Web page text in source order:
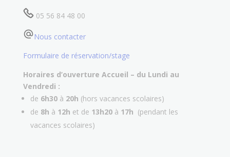
05 56 84 48 00
Nous contacter
Formulaire de réservation/stage
Horaires d’ouverture Accueil – du Lundi au
Vendredi :
de 6h30 à 20h (hors vacances scolaires)
de 8h à 12h et de 13h20 à 17h (pendant les
vacances scolaires)